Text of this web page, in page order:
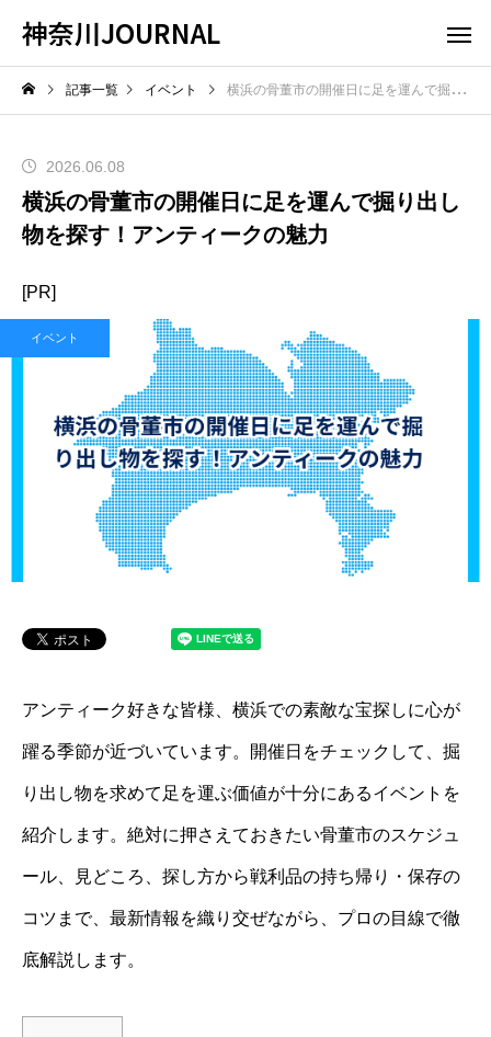
神奈川JOURNAL
記事一覧 イベント 横浜の骨董市の開催日に足を運んで掘り出し物を探す！アンティークの魅力
2026.06.08
横浜の骨董市の開催日に足を運んで掘り出し
物を探す！アンティークの魅力
[PR]
イベント
アンティーク好きな皆様、横浜での素敵な宝探しに心が
躍る季節が近づいています。開催日をチェックして、掘
り出し物を求めて足を運ぶ価値が十分にあるイベントを
紹介します。絶対に押さえておきたい骨董市のスケジュ
ール、見どころ、探し方から戦利品の持ち帰り・保存の
コツまで、最新情報を織り交ぜながら、プロの目線で徹
底解説します。